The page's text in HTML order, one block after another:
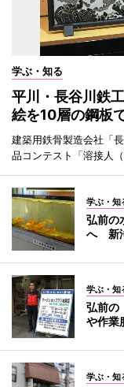
学ぶ・知る
平川・長谷川鉄
絵を10層の鋼板
建築用鉄骨製造会社「
品コンテスト「溶接人
学ぶ・知
弘前の
へ 新
学ぶ・知
弘前の
や作業
学ぶ・知